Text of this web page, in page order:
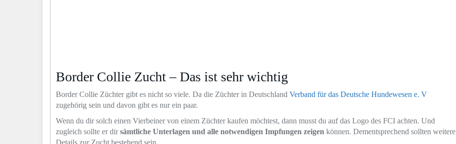
Border Collie Zucht – Das ist sehr wichtig
Border Collie Züchter gibt es nicht so viele. Da die Züchter in Deutschland Verband für das Deutsche Hundewesen e. V
zugehörig sein und davon gibt es nur ein paar.
Wenn du dir solch einen Vierbeiner von einem Züchter kaufen möchtest, dann musst du auf das Logo des FCI achten. Und
zugleich sollte er dirsämtliche Unterlagen und alle notwendigen Impfungen zeigen können. Dementsprechend sollten weitere
Details zur Zucht bestehend sein.